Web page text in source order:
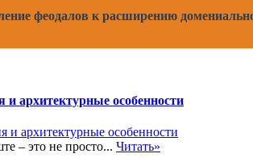
феодалов к расширению
архитектурные особенности
– это не просто... Читать»